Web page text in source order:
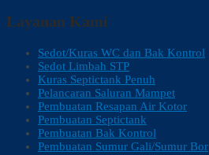
Layanan Kami
Sedot/Kuras WC dan Bak Kontrol
Sedot Limbah STP
Kuras Septictank Penuh
Pelancaran Saluran Mampet
Pembuatan Resapan Air Kotor
Pembuatan Septictank
Pembuatan Bak Kontrol
Pembuatan Sumur Gali/Sumur Bor